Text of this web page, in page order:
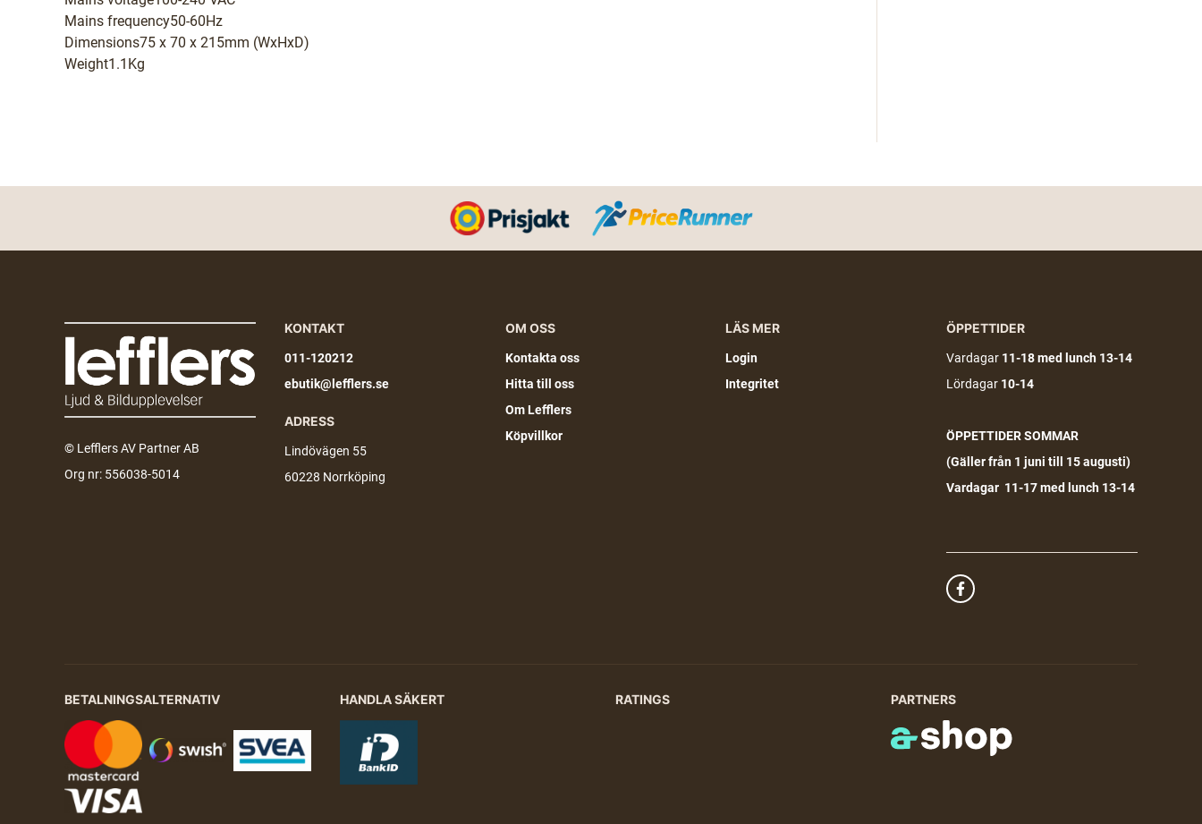
Mains frequency50-60Hz
Dimensions75 x 70 x 215mm (WxHxD)
Weight1.1Kg
© Lefflers AV Partner AB
Org nr: 556038-5014
KONTAKT
011-120212
ebutik@lefflers.se
ADRESS
Lindövägen 55
60228 Norrköping
OM OSS
Kontakta oss
Hitta till oss
Om Lefflers
Köpvillkor
LÄS MER
Login
Integritet
ÖPPETTIDER
Vardagar 11-18 med lunch 13-14
Lördagar 10-14
ÖPPETTIDER SOMMAR
(Gäller från 1 juni till 15 augusti)
Vardagar 11-17 med lunch 13-14
BETALNINGSALTERNATIV HANDLA SÄKERT RATINGS PARTNERS